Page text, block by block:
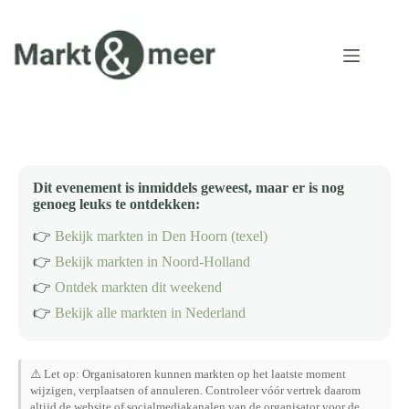
inhoud
Dit evenement is inmiddels geweest, maar er is nog
genoeg leuks te ontdekken:
👉 Bekijk markten in Den Hoorn (texel)
👉 Bekijk markten in Noord-Holland
👉 Ontdek markten dit weekend
👉 Bekijk alle markten in Nederland
⚠️ Let op: Organisatoren kunnen markten op het laatste moment
wijzigen, verplaatsen of annuleren. Controleer vóór vertrek daarom